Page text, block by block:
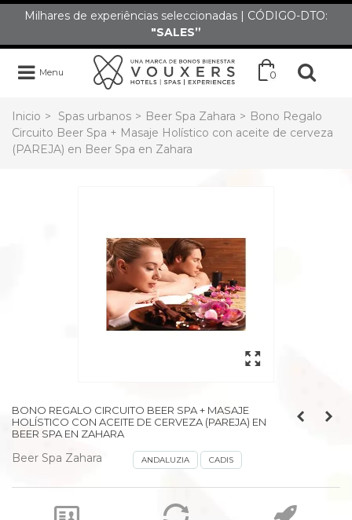
Milhares de experiências seleccionadas | CÓDIGO-DTO:
"SALES”
Menu 0
Inicio > Spas urbanos > Beer Spa Zahara > Bono Regalo
Circuito Beer Spa + Masaje Holístico con aceite de cerveza
(PAREJA) en Beer Spa en Zahara
BONO REGALO CIRCUITO BEER SPA + MASAJE
HOLÍSTICO CON ACEITE DE CERVEZA (PAREJA) EN
BEER SPA EN ZAHARA
Beer Spa Zahara ANDALUZIA CADIS